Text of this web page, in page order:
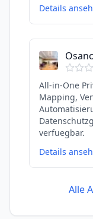
Details
All-in-One
Mapping,
verfuegbar.
Details
Alle